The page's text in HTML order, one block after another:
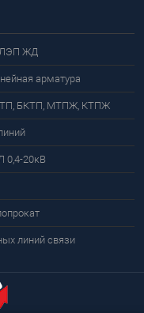
ЛЭП ЖД
арматура
БКТП, МТПЖ, КТПЖ
0,4-20кВ
линий связи